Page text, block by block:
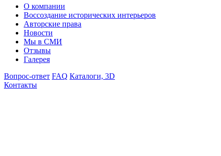
О компании
Воссоздание исторических интерьеров
Авторские права
Новости
Мы в СМИ
Отзывы
Галерея
Вопрос-ответ FAQ Каталоги, 3D
Контакты